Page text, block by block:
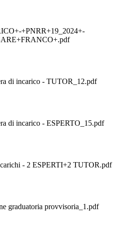
+PNRR+19_2024+-
di incarico - TUTOR_12.pdf
di incarico - ESPERTO_15.pdf
- 2 ESPERTI+2 TUTOR.pdf
graduatoria provvisoria_1.pdf